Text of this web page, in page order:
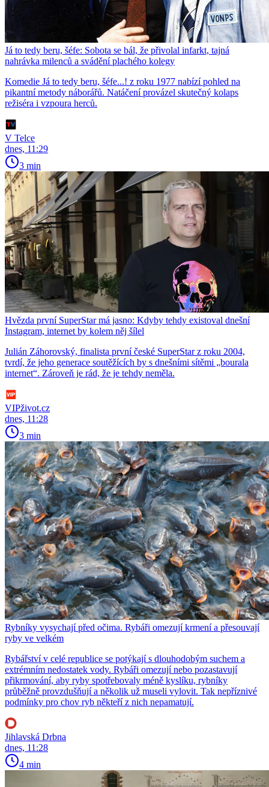
Já to tedy beru, šéfe: Sobota se bál, že přivolal infarkt, tajná
nahrávka milenců a svádění plachého kolegy
Komedie Já to tedy beru, šéfe...! z roku 1977 nabízí pohled na
pikantní metody náborářů. Natáčení provázel skutečný kolaps
režiséra i vzpoura herců.
V Telce
dnes, 11:29
3 min
Hvězda první SuperStar má jasno: Kdyby tehdy existoval dnešní
Instagram, internet by kolem něj šílel
Julián Záhorovský, finalista první české SuperStar z roku 2004,
tvrdí, že jeho generace soutěžících by s dnešními sítěmi „bourala
internet“. Zároveň je rád, že je tehdy neměla.
VIPživot.cz
dnes, 11:28
3 min
Rybníky vysychají před očima. Rybáři omezují krmení a přesouvají
ryby ve velkém
Rybářství v celé republice se potýkají s dlouhodobým suchem a
extrémním nedostatek vody. Rybáři omezují nebo pozastavují
přikrmování, aby ryby spotřebovaly méně kyslíku, rybníky
průběžně provzdušňují a několik už museli vylovit. Tak nepříznivé
podmínky pro chov ryb někteří z nich nepamatují.
Jihlavská Drbna
dnes, 11:28
4 min